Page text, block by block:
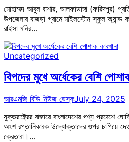
মোহাম্মদ আবুল বাশার, আলফাডাঙ্গা (ফরিদপুর)
উপজেলার বাজড়া গ্রামে মাইলস্টোন স্কুল অ্যান্ড
রাইসা মনির…
Uncategorized
বিপদের মুখে অর্ধেকের বেশি
আরএমজি বিডি নিউজ ডেস্কJuly 24, 2025
যুক্তরাষ্ট্রের বাজারে বাংলাদেশের পণ্য প্রবেশে
অংশ রপ্তানিকারক উদ্যোক্তাদের ওপর চাপিয়ে
ক্রেতারা।…